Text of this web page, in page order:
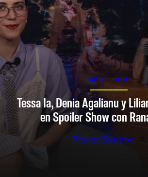
SPOILER SHOW
Tessa Ia, Denia Agalianu y
en Spoiler Show con
Ver en Youtube